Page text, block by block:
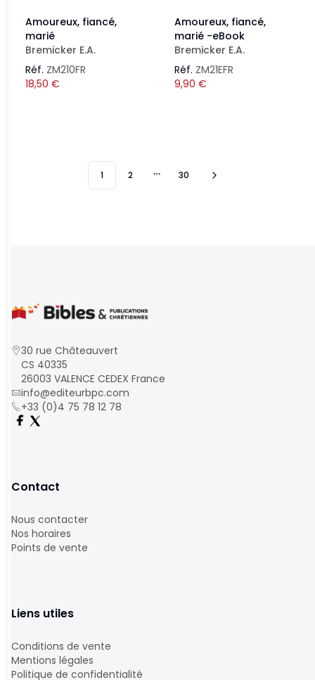
Amoureux, fiancé,
marié
Bremicker E.A.
Réf. ZM210FR
18,50 €
Amoureux, fiancé,
marié -eBook
Bremicker E.A.
Réf. ZM21EFR
9,90 €
1 2 More pages
30
30 rue Châteauvert
CS 40335
26003 VALENCE CEDEX France
info@editeurbpc.com
+33 (0)4 75 78 12 78
Contact
Nous contacter
Nos horaires
Points de vente
Liens utiles
Conditions de vente
Mentions légales
Politique de confidentialité